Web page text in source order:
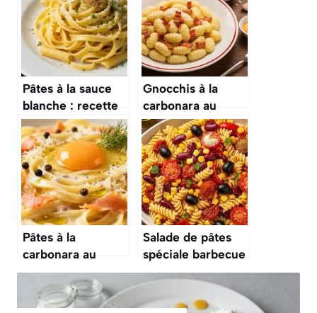
Pâtes à la sauce
blanche : recette
rapide et
savoureuse
Gnocchis à la
carbonara au
Cookeo : recette
facile et rapide
Pâtes à la
carbonara au
saumon : recette
savoureuse
Salade de pâtes
spéciale barbecue
: une recette
savoureuse